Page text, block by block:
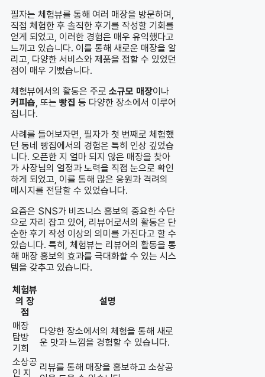
필자는 체험뷰를 통해 여러 매장을 방문하며,
직접 체험한 후 솔직한 후기를 작성할 기회를
얻게 되었고, 이러한 경험은 매우 유익했다고
느끼고 있습니다. 이를 통해 새로운 매장을 알
리고, 다양한 서비스와 제품을 접할 수 있었던
점이 매우 기뻤습니다.
체험뷰에서의 활동은 주로 소규모 매장이나
커피숍 , 또는 빵집 등 다양한 장소에서 이루어
집니다.
사례를 들어보자면, 필자가 첫 번째로 체험했
던 동네 빵집에서의 경험은 특히 인상 깊었습
니다. 오픈한 지 얼마 되지 않은 매장을 찾아
가 사장님의 열정과 노력을 직접 눈으로 확인
하게 되었고, 이를 통해 많은 응원과 격려의
메시지를 전달할 수 있었습니다.
요즘은 SNS가 비즈니스 홍보의 중요한 수단
으로 자리 잡고 있어, 리뷰어로서의 활동은 단
순한 후기 작성 이상의 의미를 가진다고 할 수
있습니다. 특히, 체험뷰는 리뷰어의 활동을 통
해 매장 홍보의 효과를 극대화할 수 있는 시스
템을 갖추고 있습니다.
체험뷰
의 장
점
설명
매장
탐방
기회
다양한 장소에서의 체험을 통해 새로
운 맛과 느낌을 경험할 수 있습니다.
소상공
인 지
리뷰를 통해 매장을 홍보하고 소상공